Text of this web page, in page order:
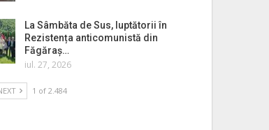
La Sâmbăta de Sus, luptătorii în
Rezistența anticomunistă din
Făgăraș…
iul. 27, 2026
1 of 2.484